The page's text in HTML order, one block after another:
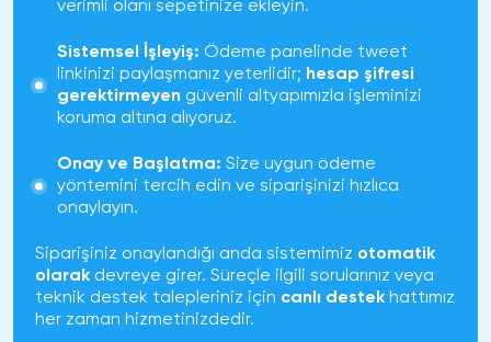
verimli olanı sepetinize ekleyin.
Sistemsel İşleyiş: Ödeme panelinde tweet
linkinizi paylaşmanız yeterlidir; hesap şifresi
gerektirmeyen güvenli altyapımızla işleminizi
koruma altına alıyoruz.
Onay ve Başlatma: Size uygun ödeme
yöntemini tercih edin ve siparişinizi hızlıca
onaylayın.
Siparişiniz onaylandığı anda sistemimiz otomatik
olarak devreye girer. Süreçle ilgili sorularınız veya
teknik destek talepleriniz için canlı destek hattımız
her zaman hizmetinizdedir.